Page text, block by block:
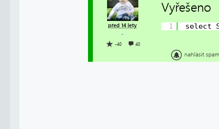
před 14 lety
-40 40
Vyřešeno
1 select
nahlásit spam